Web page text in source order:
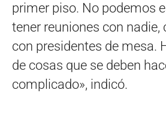
primer piso. No podemos
tener reuniones con nadie,
con presidentes de mesa.
de cosas que se deben
complicado», indicó.